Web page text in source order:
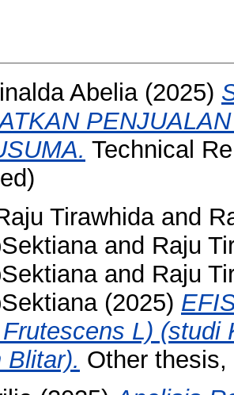
Abelia(2025)
Technical
Tirawhidaand
and Raju
and Raju
(2025)
L) (studi
Blitar). Other